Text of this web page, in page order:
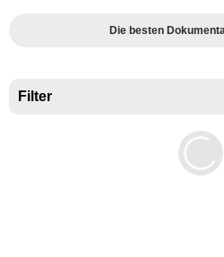
Die besten
Filter